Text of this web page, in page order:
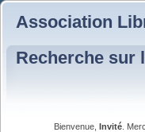
Association
Recherche sur
Bienvenue, Invité .